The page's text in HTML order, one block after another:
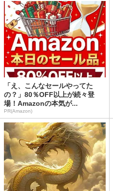
「え、こんなセールやってた
の？」80％OFF以上が続々登
場！Amazonの本気が...
PR(Amazon)